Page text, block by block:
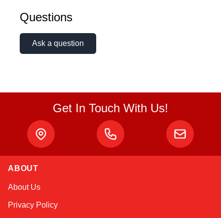
Questions
Ask a question
Get In Touch With Us!
ABOUT
About Us
Privacy Policy